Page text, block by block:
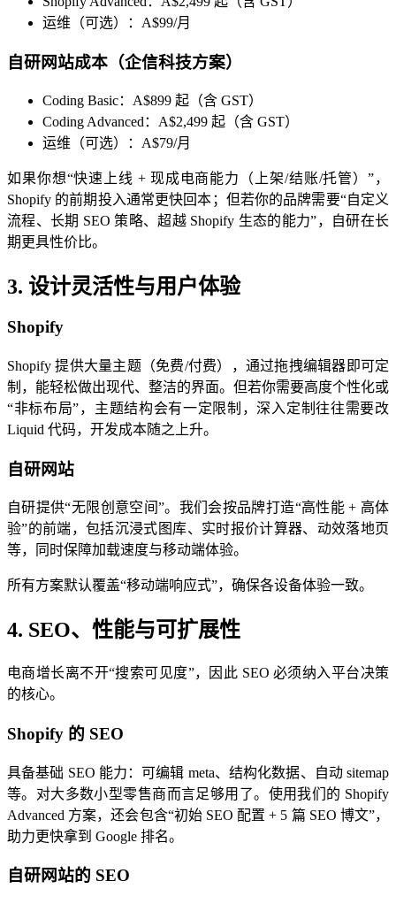
运维（可选）：A$99/月
自研网站成本（企信科技方案）
Coding Basic：A$899 起（含 GST）
Coding Advanced：A$2,499 起（含 GST）
运维（可选）：A$79/月
如果你想“快速上线 + 现成电商能力（上架/结账/托管）”，
Shopify 的前期投入通常更快回本；但若你的品牌需要“自定义
流程、长期 SEO 策略、超越 Shopify 生态的能力”，自研在长
期更具性价比。
3. 设计灵活性与用户体验
Shopify
Shopify 提供大量主题（免费/付费），通过拖拽编辑器即可定
制，能轻松做出现代、整洁的界面。但若你需要高度个性化或
“非标布局”，主题结构会有一定限制，深入定制往往需要改
Liquid 代码，开发成本随之上升。
自研网站
自研提供“无限创意空间”。我们会按品牌打造“高性能 + 高体
验”的前端，包括沉浸式图库、实时报价计算器、动效落地页
等，同时保障加载速度与移动端体验。
所有方案默认覆盖“移动端响应式”，确保各设备体验一致。
4. SEO、性能与可扩展性
电商增长离不开“搜索可见度”，因此 SEO 必须纳入平台决策
的核心。
Shopify 的 SEO
具备基础 SEO 能力：可编辑 meta、结构化数据、自动 sitemap
等。对大多数小型零售商而言足够用了。使用我们的 Shopify
Advanced 方案，还会包含“初始 SEO 配置 + 5 篇 SEO 博文”，
助力更快拿到 Google 排名。
自研网站的 SEO